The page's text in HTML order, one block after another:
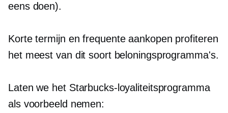
eens doen).
Korte termijn en frequente aankopen profiteren
het meest van dit soort beloningsprogramma's.
Laten we het Starbucks-loyaliteitsprogramma
als voorbeeld nemen: